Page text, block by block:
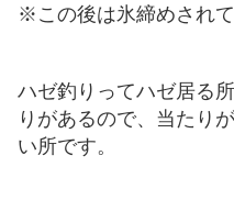
※この後は氷締めされて
ハゼ釣りってハゼ居る
りがあるので、当たり
い所です。